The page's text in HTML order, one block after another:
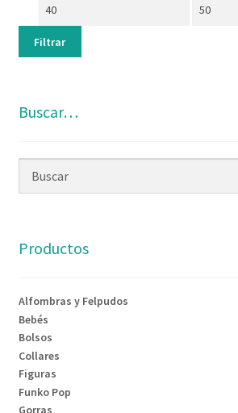
Filtrar
Buscar…
Productos
Alfombras y Felpudos
Bebés
Bolsos
Collares
Figuras
Funko Pop
Gorras